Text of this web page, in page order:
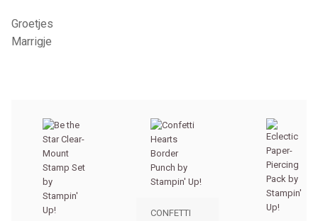
Groetjes
Marrigje
CONFETTI